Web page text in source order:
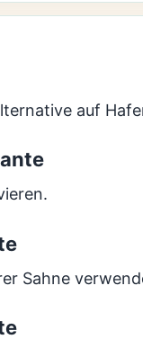
auf
Sahne